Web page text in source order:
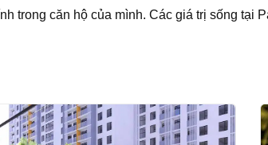
trong căn hộ của mình. Các giá trị sống tại